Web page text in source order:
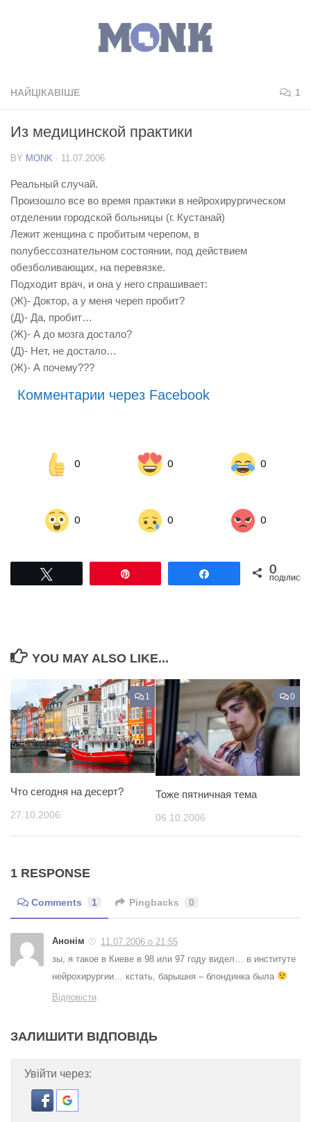
НАЙЦІКАВІШЕ 1
Из медицинской практики
BY MONK · 11.07.2006
Реальный случай.
Произошло все во время практики в нейрохирургическом
отделении городской больницы (г. Кустанай)
Лежит женщина с пробитым черепом, в
полубессознательном состоянии, под действием
обезболивающих, на перевязке.
Подходит врач, и она у него спрашивает:
(Ж)- Доктор, а у меня череп пробит?
(Д)- Да, пробит…
(Ж)- А до мозга достало?
(Д)- Нет, не достало…
(Ж)- А почему???
Комментарии через Facebook
0 0 0
0 0 0
Поділитися0
ПОДІЛИСЬ
YOU MAY ALSO LIKE...
1
Что сегодня на десерт?
27.10.2006
0
Тоже пятничная тема
06.10.2006
1 RESPONSE
Comments 1 Pingbacks 0
Анонім
11.07.2006 о 21:55
зы, я такое в Киеве в 98 или 97 году видел… в институте
нейрохирургии… кстать, барышня – блондинка была
Відповісти
ЗАЛИШИТИ ВІДПОВІДЬ
Увійти через: